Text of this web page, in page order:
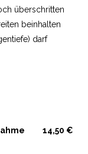
überschritten
beinhalten
darf
14,50 €